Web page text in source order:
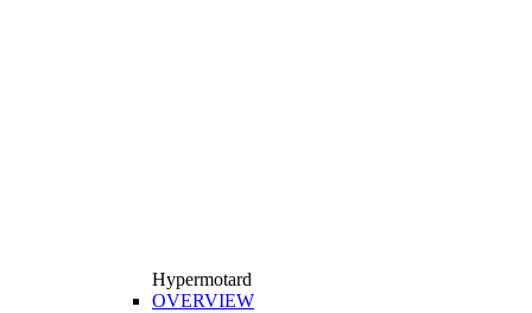
Hypermotard
OVERVIEW